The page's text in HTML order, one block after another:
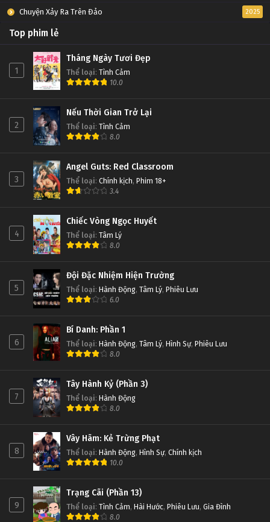
Chuyện Xảy Ra Trên Đảo 2025
Top phim lẻ
1
Tháng Ngày Tươi Đẹp
Thể loại: Tình Cảm
10.0
2
Nếu Thời Gian Trở Lại
Thể loại: Tình Cảm
8.0
3
Angel Guts: Red Classroom
Thể loại: Chính kịch, Phim 18+
3.4
4
Chiếc Vòng Ngọc Huyết
Thể loại: Tâm Lý
8.0
5
Đội Đặc Nhiệm Hiện Trường
Thể loại: Hành Động, Tâm Lý, Phiêu Lưu
6.0
6
Bí Danh: Phần 1
Thể loại: Hành Động, Tâm Lý, Hình Sự, Phiêu Lưu
8.0
7
Tây Hành Kỷ (Phần 3)
Thể loại: Hành Động
8.0
8
Vây Hãm: Kẻ Trừng Phạt
Thể loại: Hành Động, Hình Sự, Chính kịch
10.0
9
Trạng Cãi (Phần 13)
Thể loại: Tình Cảm, Hài Hước, Phiêu Lưu, Gia Đình
8.0